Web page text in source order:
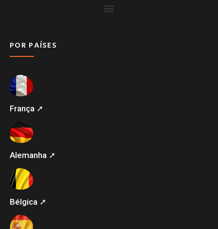
POR PAÍSES
França ➚
Alemanha ➚
Bélgica ➚